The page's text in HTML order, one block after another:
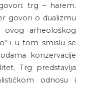
trg – harem.
govori o dualizmu
ovog arheološkog
i u tom smislu se
konzervacije
Trg predstavlja
odnosu i